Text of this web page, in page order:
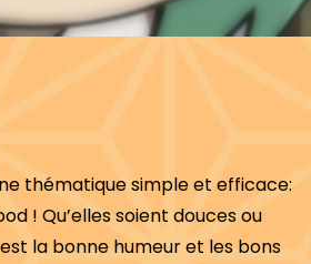
thématique simple et efficace:
! Qu’elles soient douces ou
la bonne humeur et les bons